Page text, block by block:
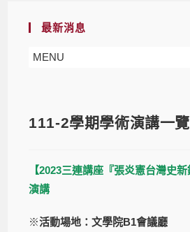
最新消息
MENU
111-2學期學術演講一
【2023三連講座『張炎憲台灣史
演講
※活動場地：文學院B1會議廳